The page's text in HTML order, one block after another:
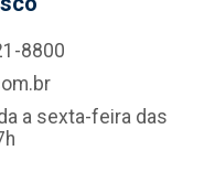
8800
a sexta-feira das